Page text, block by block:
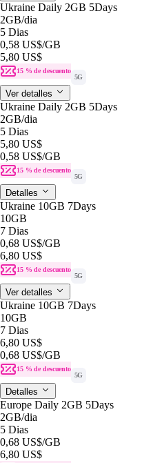
Ukraine Daily 2GB 5Days
2GB/dia
5 Dias
0,58 US$/GB
5,80 US$
15 % de descuento
5G
Ver detalles
Ukraine Daily 2GB 5Days
2GB/dia
5 Dias
5,80 US$
0,58 US$/GB
15 % de descuento
5G
Detalles
Ukraine 10GB 7Days
10GB
7 Dias
0,68 US$/GB
6,80 US$
15 % de descuento
5G
Ver detalles
Ukraine 10GB 7Days
10GB
7 Dias
6,80 US$
0,68 US$/GB
15 % de descuento
5G
Detalles
Europe Daily 2GB 5Days
2GB/dia
5 Dias
0,68 US$/GB
6,80 US$